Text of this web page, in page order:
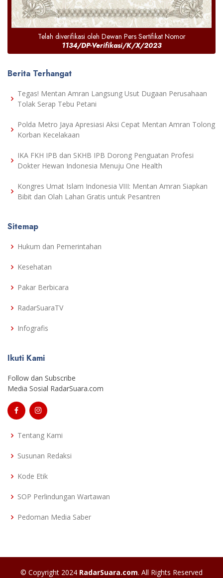
Telah diverifikasi oleh Dewan Pers Sertifikat Nomor
1134/DP-Verifikasi/K/X/2023
Berita Terhangat
Tegas! Mentan Amran Langsung Usut Dugaan Perusahaan
Tolak Serap Tebu Petani
Polda Metro Jaya Apresiasi Aksi Cepat Mentan Amran Tolong
Korban Kecelakaan
IKA FKH IPB dan SKHB IPB Dorong Penguatan Profesi
Dokter Hewan Indonesia Menuju One Health
Kongres Umat Islam Indonesia VIII: Mentan Amran Siapkan
Bibit dan Olah Lahan Gratis untuk Pesantren
Sitemap
Hukum dan Pemerintahan
Kesehatan
Pakar Berbicara
RadarSuaraTV
Infografis
Ikuti Kami
Follow dan Subscribe
Media Sosial RadarSuara.com
Tentang Kami
Susunan Redaksi
Kode Etik
SOP Perlindungan Wartawan
Pedoman Media Saber
© Copyright 2024 RadarSuara.com. All Rights Reserved